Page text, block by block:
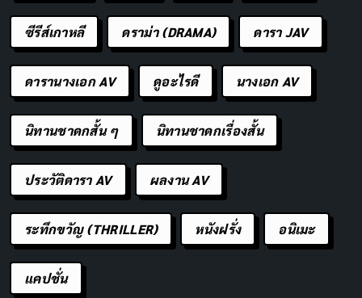
ซีรีส์เกาหลี ดราม่า (DRAMA) ดารา JAV
ดารานางเอก AV ดูอะไรดี นางเอก AV
นิทานชาดกสั้น ๆ นิทานชาดกเรื่องสั้น
ประวัติดารา AV ผลงาน AV
ระทึกขวัญ (THRILLER) หนังฝรั่ง อนิเมะ
แคปชั่น